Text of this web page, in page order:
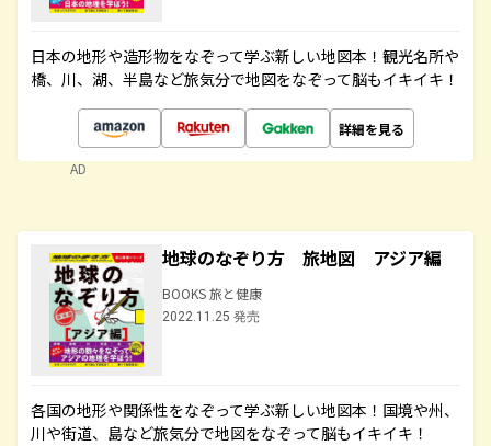
日本の地形や造形物をなぞって学ぶ新しい地図本！観光名所や
橋、川、湖、半島など旅気分で地図をなぞって脳もイキイキ！
詳細を見る
AD
地球のなぞり方 旅地図 アジア編
BOOKS 旅と健康
2022.11.25 発売
各国の地形や関係性をなぞって学ぶ新しい地図本！国境や州、
川や街道、島など旅気分で地図をなぞって脳もイキイキ！